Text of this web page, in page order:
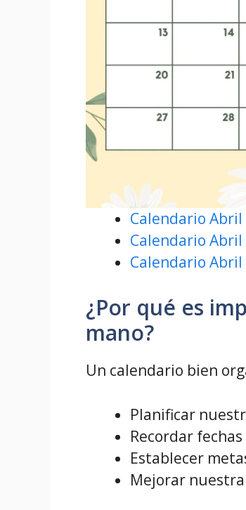
Calendario Abril
Calendario Abril
Calendario Abril
¿Por qué es
mano?
Un calendario bien
Planificar
Recordar
Establecer
Mejorar